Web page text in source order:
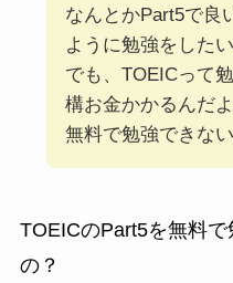
なんとかPart5で良
ように勉強をしたい
でも、TOEICって
構お金かかるんだよ
無料で勉強できない
TOEICのPart5を無料
の？